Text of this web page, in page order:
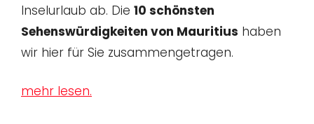
Inselurlaub ab. Die 10 schönsten
Sehenswürdigkeiten von Mauritius haben
wir hier für Sie zusammengetragen.
mehr lesen.